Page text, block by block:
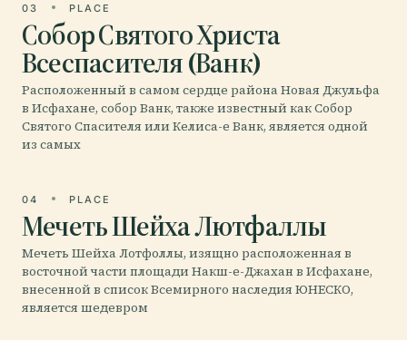
03 PLACE
Собор Святого Христа
Всеспасителя (Ванк)
Расположенный в самом сердце района Новая Джульфа
в Исфахане, собор Ванк, также известный как Собор
Святого Спасителя или Келиса-е Ванк, является одной
из самых
04 PLACE
Мечеть Шейха Лютфаллы
Мечеть Шейха Лотфоллы, изящно расположенная в
восточной части площади Накш-е-Джахан в Исфахане,
внесенной в список Всемирного наследия ЮНЕСКО,
является шедевром